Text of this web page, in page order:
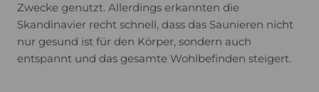
Zwecke genutzt. Allerdings erkannten die
Skandinavier recht schnell, dass das Saunieren nicht
nur gesund ist für den Körper, sondern auch
entspannt und das gesamte Wohlbefinden steigert.